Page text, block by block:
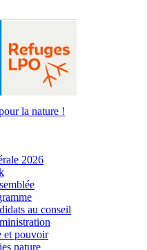
la nature !
2026
au conseil
et pouvoir
nature